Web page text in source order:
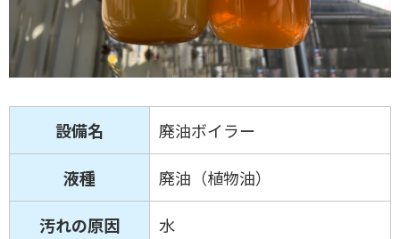
設備名 廃油ボイラー
液種 廃油（植物油）
汚れの原因 水